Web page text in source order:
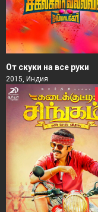
От скуки на все руки
2015, Индия